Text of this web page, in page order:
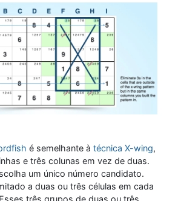
é semelhante à técnica X-wing,
e três colunas em vez de duas.
um único número candidato.
a duas ou três células em cada
três grupos de duas ou três